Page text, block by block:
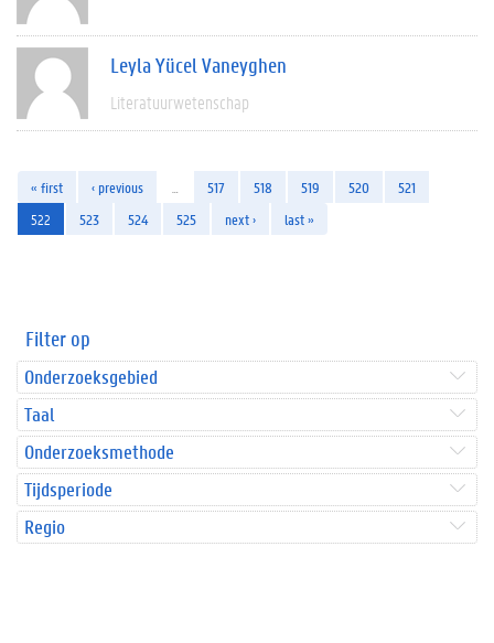
Leyla Yücel Vaneyghen
Literatuurwetenschap
« first ‹ previous 517 518 519 520
521
522
523 524 525 next › last »
Filter op
Onderzoeksgebied
Taal
Onderzoeksmethode
Tijdsperiode
Regio